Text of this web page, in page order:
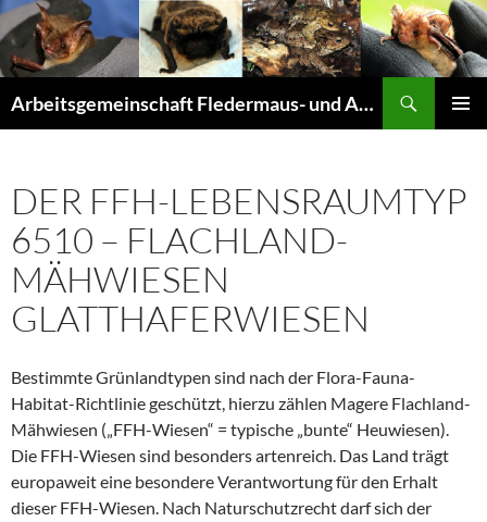
Arbeitsgemeinschaft Fledermaus- und Amphibienschutz Seligenstadt und Mainhausen
DER FFH-LEBENSRAUMTYP
6510 – FLACHLAND-
MÄHWIESEN
GLATTHAFERWIESEN
Bestimmte Grünlandtypen sind nach der Flora-Fauna-
Habitat-Richtlinie geschützt, hierzu zählen Magere Flachland-
Mähwiesen („FFH-Wiesen“ = typische „bunte“ Heuwiesen).
Die FFH-Wiesen sind besonders artenreich. Das Land trägt
europaweit eine besondere Verantwortung für den Erhalt
dieser FFH-Wiesen. Nach Naturschutzrecht darf sich der